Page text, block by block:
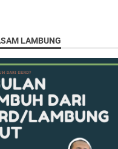
LAMBUNG